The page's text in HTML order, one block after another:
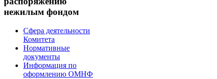
нежилым фондом
Сфера деятельности
Комитета
Нормативные
документы
Информация по
оформлению ОМНФ